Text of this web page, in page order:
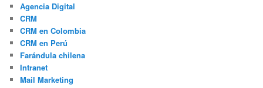
Agencia Digital
CRM
CRM en Colombia
CRM en Perú
Farándula chilena
Intranet
Mail Marketing